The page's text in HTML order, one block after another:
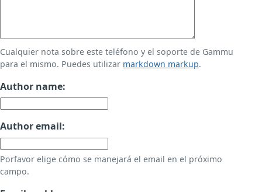
Cualquier nota sobre este teléfono y el soporte de Gammu
para el mismo. Puedes utilizar markdown markup.
Author name:
Author email:
Porfavor elige cómo se manejará el email en el próximo
campo.